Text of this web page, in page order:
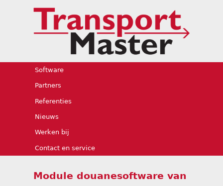
Software
Partners
Referenties
Nieuws
Werken bij
Contact en service
Module douanesoftware van